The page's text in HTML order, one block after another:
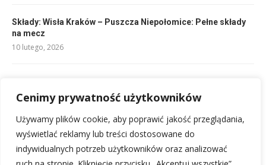
Cenimy prywatność użytkowników
Używamy plików cookie, aby poprawić jakość przeglądania,
wyświetlać reklamy lub treści dostosowane do
indywidualnych potrzeb użytkowników oraz analizować
Składy: Wisła Kraków – Puszcza Niepołomice: Pełne składy
na mecz
10 lutego, 2026
10 lutego, 2026
Składy: Chelsea F.C. – Legia Warszawa: Kto zagra?
10 lutego, 2026